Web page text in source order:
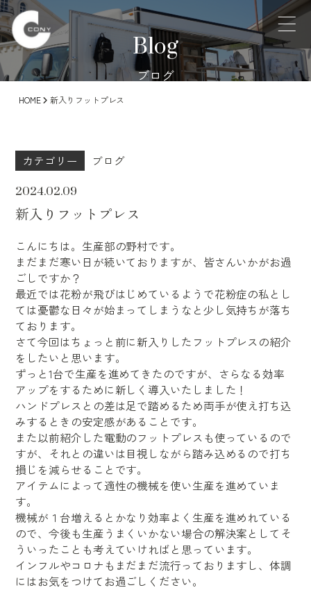
Blog
ブログ
HOME 新入りフットプレス
カテゴリー ブログ
2024.02.09
新入りフットプレス
こんにちは。生産部の野村です。
まだまだ寒い日が続いておりますが、皆さんいかがお過
ごしですか？
最近では花粉が飛びはじめているようで花粉症の私とし
ては憂鬱な日々が始まってしまうなと少し気持ちが落ち
ております。
さて今回はちょっと前に新入りしたフットプレスの紹介
をしたいと思います。
ずっと1台で生産を進めてきたのですが、さらなる効率
アップをするために新しく導入いたしました！
ハンドプレスとの差は足で踏めるため両手が使え打ち込
みするときの安定感があることです。
また以前紹介した電動のフットプレスも使っているので
すが、それとの違いは目視しながら踏み込めるので打ち
損じを減らせることです。
アイテムによって適性の機械を使い生産を進めていま
す。
機械が１台増えるとかなり効率よく生産を進めれている
ので、今後も生産うまくいかない場合の解決案としてそ
ういったことも考えていければと思っています。
インフルやコロナもまだまだ流行っておりますし、体調
にはお気をつけてお過ごしください。